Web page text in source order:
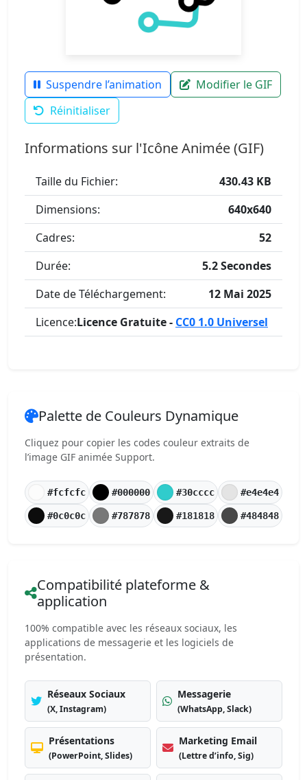
Suspendre l’animation
Modifier le GIF
Réinitialiser
Informations sur l'Icône Animée (GIF)
Taille du Fichier:
430.43 KB
Dimensions:
640x640
Cadres:
52
Durée:
5.2 Secondes
Date de Téléchargement:
12 Mai 2025
Licence:Licence Gratuite - CC0 1.0 Universel
Palette de Couleurs Dynamique
Cliquez pour copier les codes couleur extraits de
l’image GIF animée Support.
#fcfcfc #000000 #30cccc #e4e4e4
#0c0c0c #787878 #181818 #484848
Compatibilité plateforme &
application
100% compatible avec les réseaux sociaux, les
applications de messagerie et les logiciels de
présentation.
Réseaux Sociaux
(X, Instagram)
Messagerie
(WhatsApp, Slack)
Présentations
(PowerPoint, Slides)
Marketing Email
(Lettre d’info, Sig)